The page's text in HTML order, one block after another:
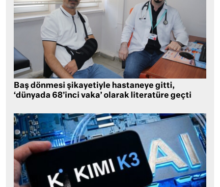
Baş dönmesi şikayetiyle hastaneye gitti,
‘dünyada 68’inci vaka’ olarak literatüre geçti